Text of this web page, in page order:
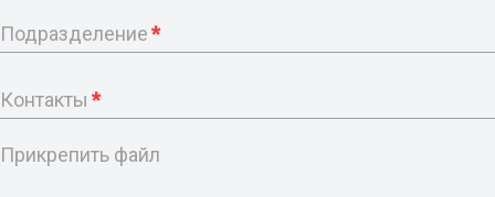
Подразделение*
Контакты *
Прикрепить файл